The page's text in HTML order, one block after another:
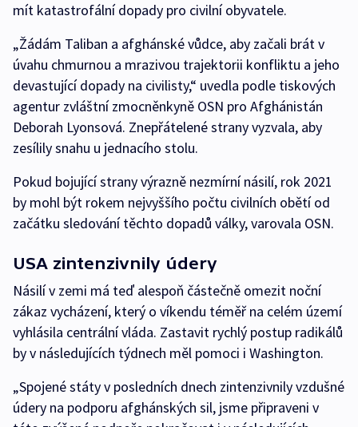
mít katastrofální dopady pro civilní obyvatele.
„Žádám Taliban a afghánské vůdce, aby začali brát v
úvahu chmurnou a mrazivou trajektorii konfliktu a jeho
devastující dopady na civilisty,“ uvedla podle tiskových
agentur zvláštní zmocněnkyně OSN pro Afghánistán
Deborah Lyonsová. Znepřátelené strany vyzvala, aby
zesílily snahu u jednacího stolu.
Pokud bojující strany výrazně nezmírní násilí, rok 2021
by mohl být rokem nejvyššího počtu civilních obětí od
začátku sledování těchto dopadů války, varovala OSN.
USA zintenzivnily údery
Násilí v zemi má teď alespoň částečně omezit noční
zákaz vycházení, který o víkendu téměř na celém území
vyhlásila centrální vláda. Zastavit rychlý postup radikálů
by v následujících týdnech měl pomoci i Washington.
„Spojené státy v posledních dnech zintenzivnily vzdušné
údery na podporu afghánských sil, jsme připraveni v